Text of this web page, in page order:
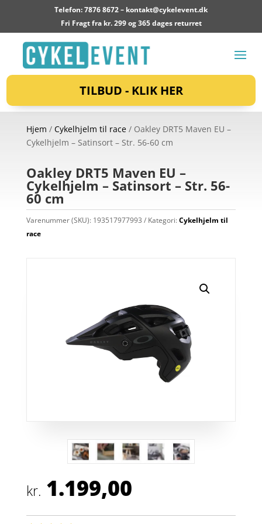
Telefon: 7876 8672 – kontakt@cykelevent.dk
Fri Fragt fra kr. 299 og 365 dages returret
TILBUD - KLIK HER
Hjem / Cykelhjelm til race/ Oakley DRT5 Maven EU –
Cykelhjelm – Satinsort – Str. 56-60 cm
Oakley DRT5 Maven EU –
Cykelhjelm – Satinsort – Str. 56-
60 cm
Varenummer (SKU): 193517977993 Kategori:Cykelhjelm til
race
kr. 1.199,00